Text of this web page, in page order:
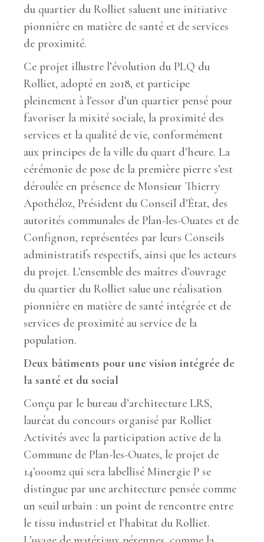
du quartier du Rolliet saluent une initiative
pionnière en matière de santé et de services
de proximité.
Ce projet illustre l’évolution du PLQ du
Rolliet, adopté en 2018, et participe
pleinement à l’essor d’un quartier pensé pour
favoriser la mixité sociale, la proximité des
services et la qualité de vie, conformément
aux principes de la ville du quart d’heure. La
cérémonie de pose de la première pierre s’est
déroulée en présence de Monsieur Thierry
Apothéloz, Président du Conseil d’État, des
autorités communales de Plan-les-Ouates et de
Confignon, représentées par leurs Conseils
administratifs respectifs, ainsi que les acteurs
du projet. L’ensemble des maîtres d’ouvrage
du quartier du Rolliet salue une réalisation
pionnière en matière de santé intégrée et de
services de proximité au service de la
population.
Deux bâtiments pour une vision intégrée de
la santé et du social
Conçu par le bureau d’architecture LRS,
lauréat du concours organisé par Rolliet
Activités avec la participation active de la
Commune de Plan-les-Ouates, le projet de
14’000m2 qui sera labellisé Minergie P se
distingue par une architecture pensée comme
un seuil urbain : un point de rencontre entre
le tissu industriel et l’habitat du Rolliet.